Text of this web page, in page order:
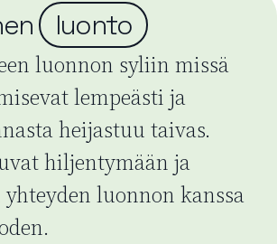
luonto
luonnon syliin missä
lempeästi ja
heijastuu taivas.
hiljentymään ja
luonnon kanssa